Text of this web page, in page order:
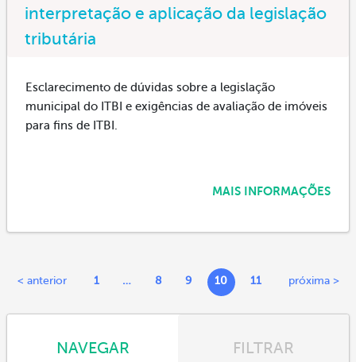
interpretação e aplicação da legislação
tributária
Esclarecimento de dúvidas sobre a legislação
municipal do ITBI e exigências de avaliação de imóveis
para fins de ITBI.
MAIS INFORMAÇÕES
< anterior 1 … 8 9 10 11 próxima >
NAVEGAR FILTRAR